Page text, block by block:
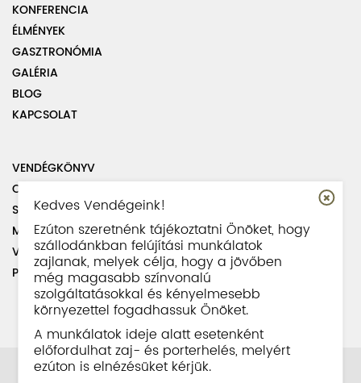
KONFERENCIA
ÉLMÉNYEK
GASZTRONÓMIA
GALÉRIA
BLOG
KAPCSOLAT
VENDÉGKÖNYV
OLDALTÉRKÉP
SZABÁLYZATOK
MUNKATÁRSAINK
VISSZAÉLÉS BEJELENTÉSI SZABÁLYZAT
PARKOLÁS INFORMÁCIÓ
Kedves Vendégeink!
Ezúton szeretnénk tájékoztatni Önöket, hogy
szállodánkban felújítási munkálatok
zajlanak, melyek célja, hogy a jövőben
még magasabb színvonalú
szolgáltatásokkal és kényelmesebb
környezettel fogadhassuk Önöket.
A munkálatok ideje alatt esetenként
előfordulhat zaj- és porterhelés, melyért
ezúton is elnézésüket kérjük.